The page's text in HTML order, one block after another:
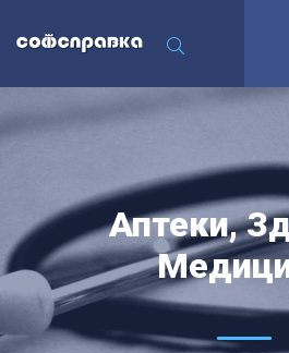
Аптеки,